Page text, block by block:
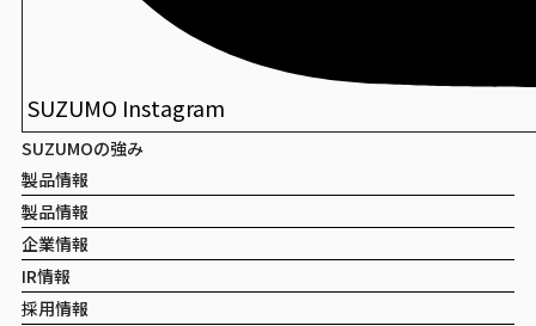
SUZUMO Instagram
SUZUMOの強み
製品情報
製品情報
企業情報
IR情報
採用情報